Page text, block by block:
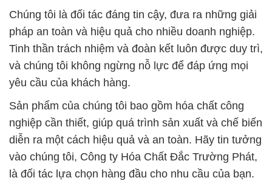
Chúng tôi là đối tác đáng tin cậy, đưa ra những giải
pháp an toàn và hiệu quả cho nhiều doanh nghiệp.
Tinh thần trách nhiệm và đoàn kết luôn được duy trì,
và chúng tôi không ngừng nỗ lực để đáp ứng mọi
yêu cầu của khách hàng.
Sản phẩm của chúng tôi bao gồm hóa chất công
nghiệp cần thiết, giúp quá trình sản xuất và chế biến
diễn ra một cách hiệu quả và an toàn. Hãy tin tưởng
vào chúng tôi, Công ty Hóa Chất Đắc Trường Phát,
là đối tác lựa chọn hàng đầu cho nhu cầu của bạn.